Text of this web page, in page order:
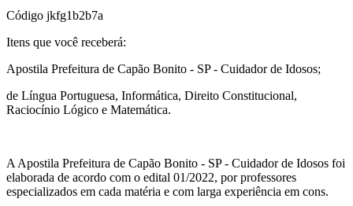
Código jkfg1b2b7a
Itens que você receberá:
Apostila Prefeitura de Capão Bonito - SP - Cuidador de Idosos;
de Língua Portuguesa, Informática, Direito Constitucional,
Raciocínio Lógico e Matemática.
A Apostila Prefeitura de Capão Bonito - SP - Cuidador de Idosos foi
elaborada de acordo com o edital 01/2022, por professores
especializados em cada matéria e com larga experiência em cons.